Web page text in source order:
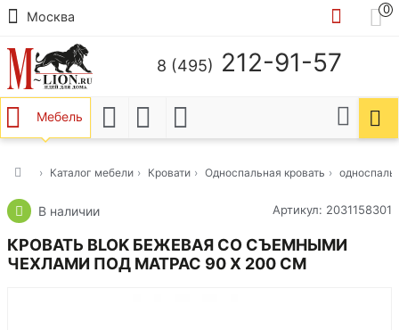
Москва
0
8 (495) 212-91-57
Мебель
Каталог мебели Кровати Односпальная кровать
В наличии Артикул: 2031158301
КРОВАТЬ BLOK БЕЖЕВАЯ СО СЪЕМНЫМИ
ЧЕХЛАМИ ПОД МАТРАС 90 Х 200 СМ